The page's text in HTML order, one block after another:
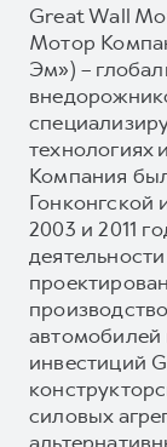
Great Wall
Мотор
Эм») –
технологиях
Компания
2003 и 2011
автомобилей
инвестиций
силовых